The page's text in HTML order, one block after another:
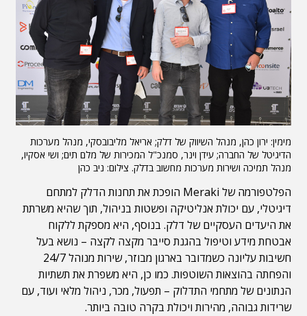
מימין: ירון כהן, מנהל השיווק של דלק; אריאל מליבובסקי, מנהל מערכות
הדיגיטל של החברה; עידן וינר, סמנכ"ל המכירות של מלם תים; ושי אסקיו,
מנהל תמיכה ושירות מערכות מחשוב בדלק. צילום: ניב כהן
הפלטפורמה של Meraki הופכת את תחנות הדלק למתחם
דיגיטלי, עם יכולת אנליטיקה ופשטות בניהול, תוך שהיא משרתת
את היעדים העסקיים של דלק. בנוסף, היא מספקת ללקוח
אבטחת מידע וטיפול בהגנת סייבר מקצה לקצה – נושא בעל
חשיבות עליונה כשמדובר בארגון מבוזר, שירות מנוהל 24/7
והפחתה בהוצאות השוטפות. כמו כן, היא משפרת את תשתיות
הנתונים של מתחמי התדלוק – תפעול, מכר, ניהול מלאי ועוד, עם
שרידות גבוהה, מהירות ויכולת בקרה טובה ביותר.